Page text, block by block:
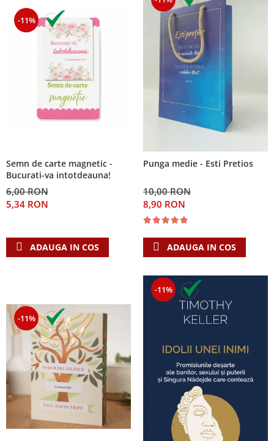
-11%
Semn de carte magnetic -
Bucurati-va intotdeauna!
6,00 RON
5,34 RON
ADAUGA IN COS
Punga medie - Esti Pretios
10,00 RON
8,90 RON
ADAUGA IN COS
-11%
-11%